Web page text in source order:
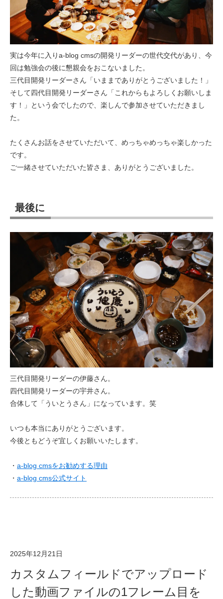
実は今年に入りa-blog cmsの開発リーダーの世代交代があり、今
回は勉強会の後に懇親会をおこないました。
三代目開発リーダーさん「いままでありがとうございました！」
そして四代目開発リーダーさん「これからもよろしくお願いしま
す！」という会でしたので、楽しんで参加させていただきまし
た。
たくさんお話をさせていただいて、めっちゃめっちゃ楽しかった
です。
ご一緒させていただいた皆さま、ありがとうございました。
最後に
三代目開発リーダーの伊藤さん。
四代目開発リーダーの宇井さん。
合体して「ういとうさん」になっています。笑
いつも本当にありがとうございます。
今後ともどうぞ宜しくお願いいたします。
・ a-blog cmsをお勧めする理由
・ a-blog cms公式サイト
2025年12月21日
カスタムフィールドでアップロード
した動画ファイルの1フレーム目を